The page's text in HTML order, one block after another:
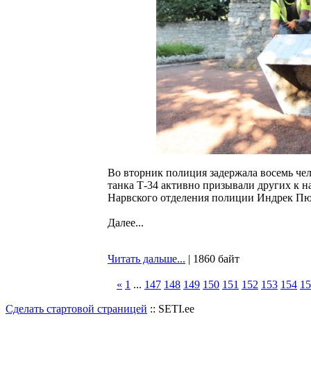
Во вторник полиция задержала восемь
танка Т-34 активно призывали других к
Нарвского отделения полиции Индрек
Далее...
Читать дальше... | 1860 байт
« 1 ... 147 148 149 150 151 152 153 154
Сделать стартовой страницей :: SETI.ee